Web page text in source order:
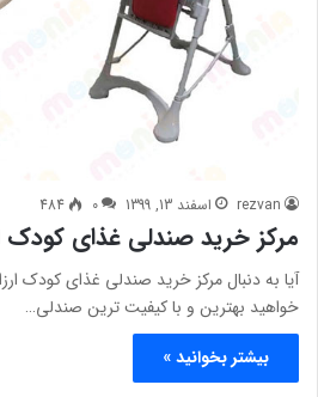
rezvan اسفند 13, 1399 0
484
مرکز خرید صندلی غذای کودک
آیا به دنبال مرکز خرید صندلی غذای کودک
خواهید بهترین و با کیفیت ترین صندلی…
بیشتر بخوانید »